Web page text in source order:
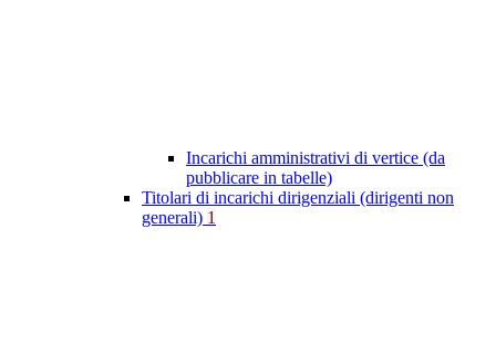
Incarichi amministrativi di vertice (da
pubblicare in tabelle)
Titolari di incarichi dirigenziali (dirigenti non
generali) 1